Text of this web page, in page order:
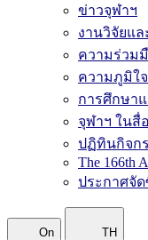
ข่าวจุฬาฯ
งานวิจัยแ
ความร่วม
ความภูมิใ
การศึกษา
จุฬาฯ ในสื่อ
ปฏิทินกิจก
The 166th
ประกาศจั
On TH